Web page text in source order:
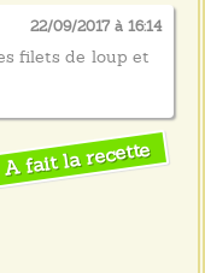
22/09/2017 à 16:14
filets de loup et
A fait la recette